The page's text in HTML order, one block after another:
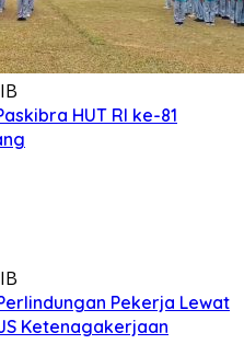
HUT RI ke-81
Pekerja Lewat
Ketenagakerjaan